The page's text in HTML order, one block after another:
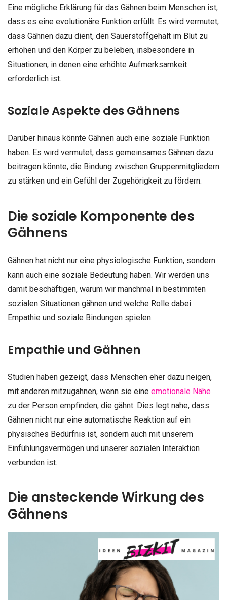
Eine mögliche Erklärung für das Gähnen beim Menschen ist,
dass es eine evolutionäre Funktion erfüllt. Es wird vermutet,
dass Gähnen dazu dient, den Sauerstoffgehalt im Blut zu
erhöhen und den Körper zu beleben, insbesondere in
Situationen, in denen eine erhöhte Aufmerksamkeit
erforderlich ist.
Soziale Aspekte des Gähnens
Darüber hinaus könnte Gähnen auch eine soziale Funktion
haben. Es wird vermutet, dass gemeinsames Gähnen dazu
beitragen könnte, die Bindung zwischen Gruppenmitgliedern
zu stärken und ein Gefühl der Zugehörigkeit zu fördern.
Die soziale Komponente des
Gähnens
Gähnen hat nicht nur eine physiologische Funktion, sondern
kann auch eine soziale Bedeutung haben. Wir werden uns
damit beschäftigen, warum wir manchmal in bestimmten
sozialen Situationen gähnen und welche Rolle dabei
Empathie und soziale Bindungen spielen.
Empathie und Gähnen
Studien haben gezeigt, dass Menschen eher dazu neigen,
mit anderen mitzugähnen, wenn sie eine emotionale Nähe
zu der Person empfinden, die gähnt. Dies legt nahe, dass
Gähnen nicht nur eine automatische Reaktion auf ein
physisches Bedürfnis ist, sondern auch mit unserem
Einfühlungsvermögen und unserer sozialen Interaktion
verbunden ist.
Die ansteckende Wirkung des
Gähnens